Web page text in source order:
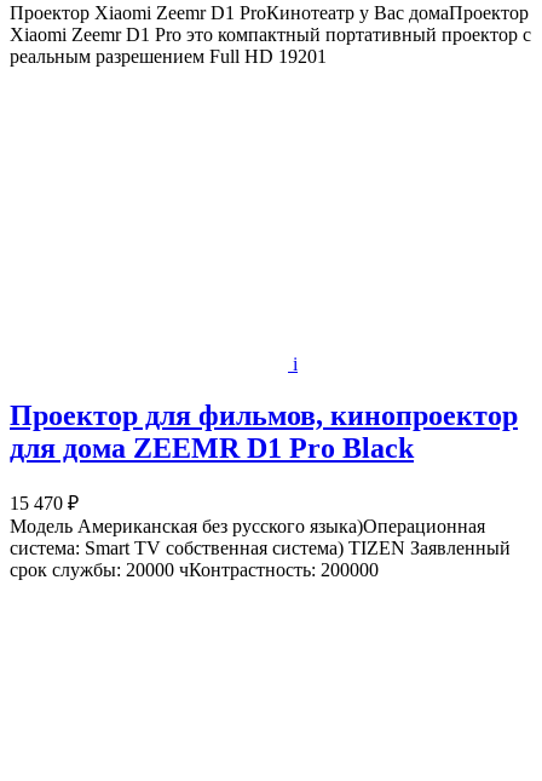
Проектор Xiaomi Zeemr D1 ProКинотеатр у Вас домаПроектор
Xiaomi Zeemr D1 Pro это компактный портативный проектор с
реальным разрешением Full HD 19201
i
Проектор для фильмов, кинопроектор
для дома ZEEMR D1 Pro Black
15 470 ₽
Модель Американская без русского языка)Операционная
система: Smart TV собственная система) TIZEN Заявленный
срок службы: 20000 чКонтрастность: 200000